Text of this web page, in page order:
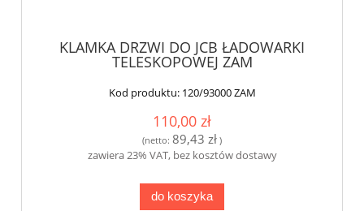
KLAMKA DRZWI DO JCB ŁADOWARKI
TELESKOPOWEJ ZAM
Kod produktu: 120/93000 ZAM
110,00 zł
(netto: 89,43 zł )
zawiera 23% VAT, bez kosztów dostawy
do koszyka